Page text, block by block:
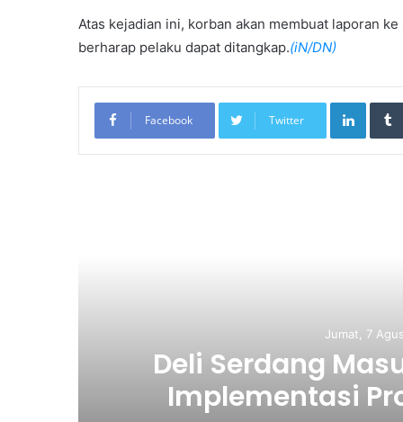
Atas kejadian ini, korban akan membuat laporan
berharap pelaku dapat ditangkap.(iN/DN)
Facebook Twitter
LinkedIn
Jumat, 7
Pemkab
Kemerdekaan,